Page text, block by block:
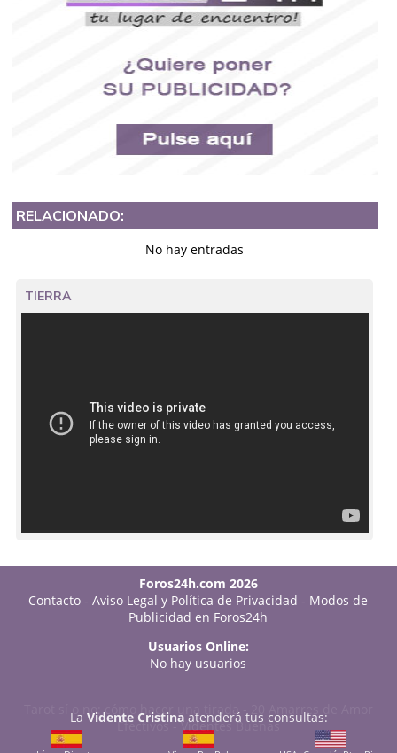
RELACIONADO:
No hay entradas
TIERRA
Foros24h.com 2026
Contacto -Aviso Legal y Política de Privacidad - Modos de
Publicidad en Foros24h
Usuarios Online:
No hay usuarios
Tarot sí o no: cómo hacer una tirada-
20 Amarres de Amor
Efectivos-Videntes Buenas
La Vidente Cristinaatenderá tus consultas: